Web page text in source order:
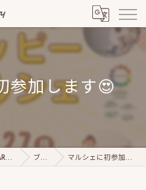
参加します😍
岡崎のネイルケアならnail CARE salon Liberty ブログ マルシェに初参加します😍